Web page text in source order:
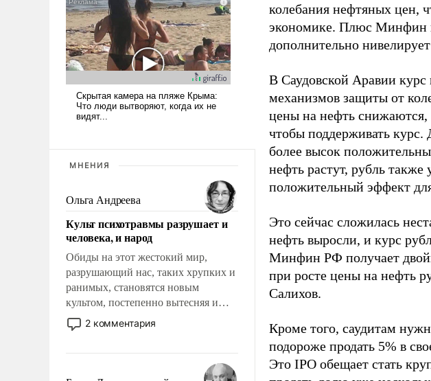
МНЕНИЯ
Ольга Андреева
Культ психотравмы разрушает и
человека, и народ
Обиды на этот жестокий мир,
разрушающий нас, таких хрупких и
ранимых, становятся новым
культом, постепенно вытесняя и
отменяя традиционное требование к
человеку – быть мужественным и
на себя ответственность, помогать
слабым, идти вперед и
2 комментария
колебания нефтяных цен,
экономике. Плюс Минфин
дополнительно
В Саудовской Аравии
механизмов защиты от
цены на нефть снижаются,
чтобы поддерживать
более высок
нефть растут, рубль также
положительный эффект
Это сейчас сложилась
нефть выросли, и курс
Минфин РФ получает
при росте цены на нефть
Салихов.
Кроме того, саудитам
подороже продать 5% в
Это IPO обещает стать